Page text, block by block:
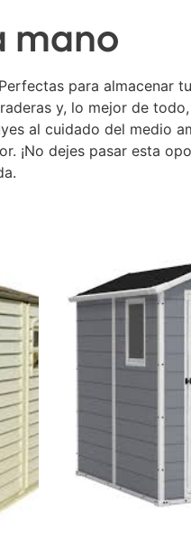
mano
para almacenar
y, lo mejor de
al cuidado del medio
¡No dejes pasar esta